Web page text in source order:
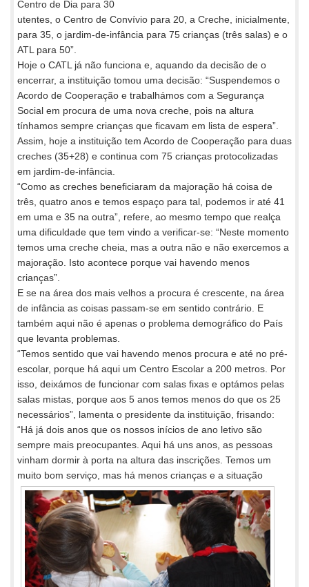
Centro de Dia para 30
utentes, o Centro de Convívio para 20, a Creche, inicialmente,
para 35, o jardim-de-infância para 75 crianças (três salas) e o
ATL para 50”.
Hoje o CATL já não funciona e, aquando da decisão de o
encerrar, a instituição tomou uma decisão: “Suspendemos o
Acordo de Cooperação e trabalhámos com a Segurança
Social em procura de uma nova creche, pois na altura
tínhamos sempre crianças que ficavam em lista de espera”.
Assim, hoje a instituição tem Acordo de Cooperação para duas
creches (35+28) e continua com 75 crianças protocolizadas
em jardim-de-infância.
“Como as creches beneficiaram da majoração há coisa de
três, quatro anos e temos espaço para tal, podemos ir até 41
em uma e 35 na outra”, refere, ao mesmo tempo que realça
uma dificuldade que tem vindo a verificar-se: “Neste momento
temos uma creche cheia, mas a outra não e não exercemos a
majoração. Isto acontece porque vai havendo menos
crianças”.
E se na área dos mais velhos a procura é crescente, na área
de infância as coisas passam-se em sentido contrário. E
também aqui não é apenas o problema demográfico do País
que levanta problemas.
“Temos sentido que vai havendo menos procura e até no pré-
escolar, porque há aqui um Centro Escolar a 200 metros. Por
isso, deixámos de funcionar com salas fixas e optámos pelas
salas mistas, porque aos 5 anos temos menos do que os 25
necessários”, lamenta o presidente da instituição, frisando:
“Há já dois anos que os nossos inícios de ano letivo são
sempre mais preocupantes. Aqui há uns anos, as pessoas
vinham dormir à porta na altura das inscrições. Temos um
muito bom serviço, mas há menos crianças e a situação